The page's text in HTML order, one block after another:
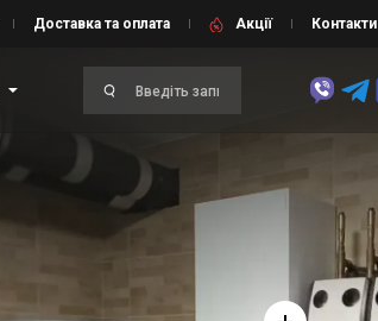
Доставка та оплата Акції Контакти